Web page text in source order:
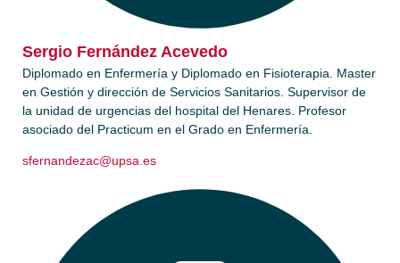
Sergio Fernández Acevedo​
Diplomado en Enfermería y Diplomado en Fisioterapia. Master
en Gestión y dirección de Servicios Sanitarios. Supervisor de
la unidad de urgencias del hospital del Henares. Profesor
asociado del Practicum en el Grado en Enfermería.
sfernandezac@upsa.es